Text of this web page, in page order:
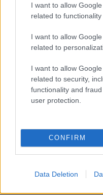
I want to allow
related to
I want to allow
related to
I want to allow
related to security,
functionality and
user protection.
CONFIRM
Data Deletion
con stile
piani
scontati
Guida al personal
narrativa visiva